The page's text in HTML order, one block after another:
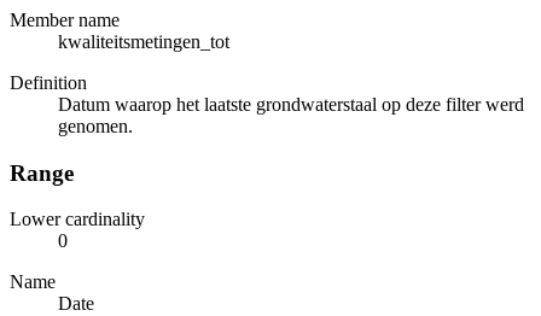
Member name
kwaliteitsmetingen_tot
Definition
Datum waarop het laatste grondwaterstaal op deze filter werd
genomen.
Range
Lower cardinality
0
Name
Date